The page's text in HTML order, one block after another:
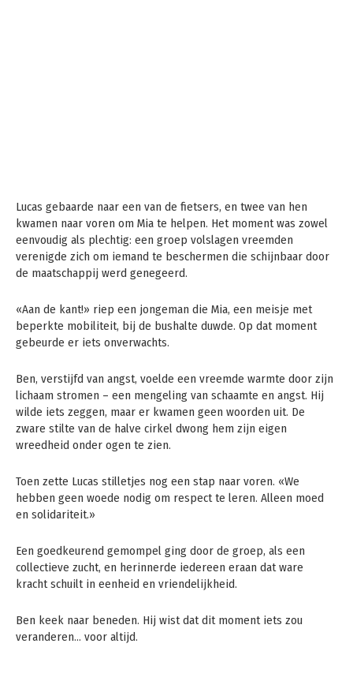
Lucas gebaarde naar een van de fietsers, en twee van hen
kwamen naar voren om Mia te helpen. Het moment was zowel
eenvoudig als plechtig: een groep volslagen vreemden
verenigde zich om iemand te beschermen die schijnbaar door
de maatschappij werd genegeerd.
«Aan de kant!» riep een jongeman die Mia, een meisje met
beperkte mobiliteit, bij de bushalte duwde. Op dat moment
gebeurde er iets onverwachts.
Ben, verstijfd van angst, voelde een vreemde warmte door zijn
lichaam stromen – een mengeling van schaamte en angst. Hij
wilde iets zeggen, maar er kwamen geen woorden uit. De
zware stilte van de halve cirkel dwong hem zijn eigen
wreedheid onder ogen te zien.
Toen zette Lucas stilletjes nog een stap naar voren. «We
hebben geen woede nodig om respect te leren. Alleen moed
en solidariteit.»
Een goedkeurend gemompel ging door de groep, als een
collectieve zucht, en herinnerde iedereen eraan dat ware
kracht schuilt in eenheid en vriendelijkheid.
Ben keek naar beneden. Hij wist dat dit moment iets zou
veranderen… voor altijd.